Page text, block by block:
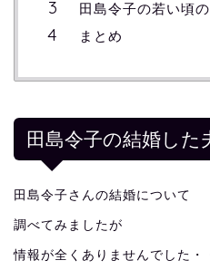
田島令子の若い頃
まとめ
田島令子の結婚した
田島令子さんの結婚について
調べてみましたが
情報が全くありませんでした・